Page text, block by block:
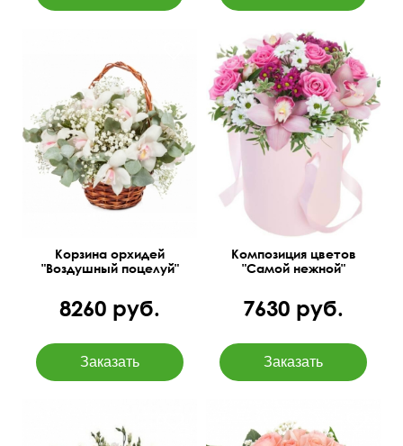
Эвкалипт Цинерия,
гипсофила, оазис.
35 см
35 см
Корзина орхидей
"Воздушный поцелуй"
8260 руб.
Розы Россия, орхидея
цимбидиум в колбе,
хризантемы сантини,
папоротник, питтоспорум
Композиция цветов
"Самой нежной"
7630 руб.